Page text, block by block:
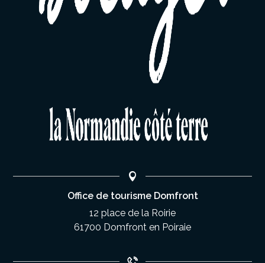
Office de tourisme Domfront
12 place de la Roirie
61700 Domfront en Poiraie